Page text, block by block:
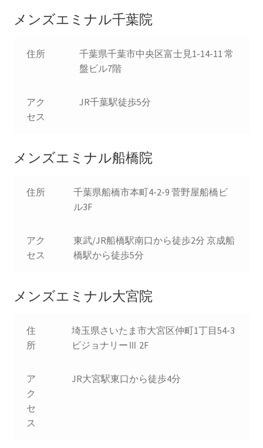
メンズエミナル千葉院
住所
千葉県千葉市中央区富士見1-14-11 常
盤ビル7階
アク
セス
JR千葉駅徒歩5分
メンズエミナル船橋院
住所
千葉県船橋市本町4-2-9 菅野屋船橋ビ
ル3F
アク
セス
東武/JR船橋駅南口から徒歩2分 京成船
橋駅から徒歩5分
メンズエミナル大宮院
住
所
埼玉県さいたま市大宮区仲町1丁目54-3
ビジョナリーⅢ 2F
ア
ク
セ
ス
JR大宮駅東口から徒歩4分